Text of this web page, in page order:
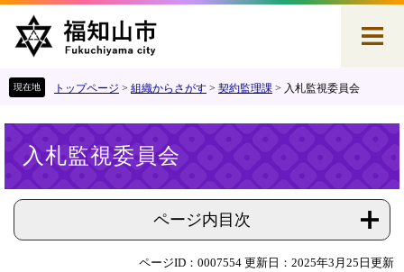
で
ば
トップページ > 組織からさがす > 契約監理課 > 入札監視委員会
入札監視委員会
ページ内目次
ページID：0007554 更新日：2025年3月25日更新